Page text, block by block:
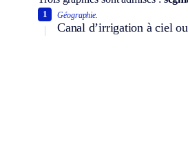
Géographie.
Canal d’irrigation à ciel
1